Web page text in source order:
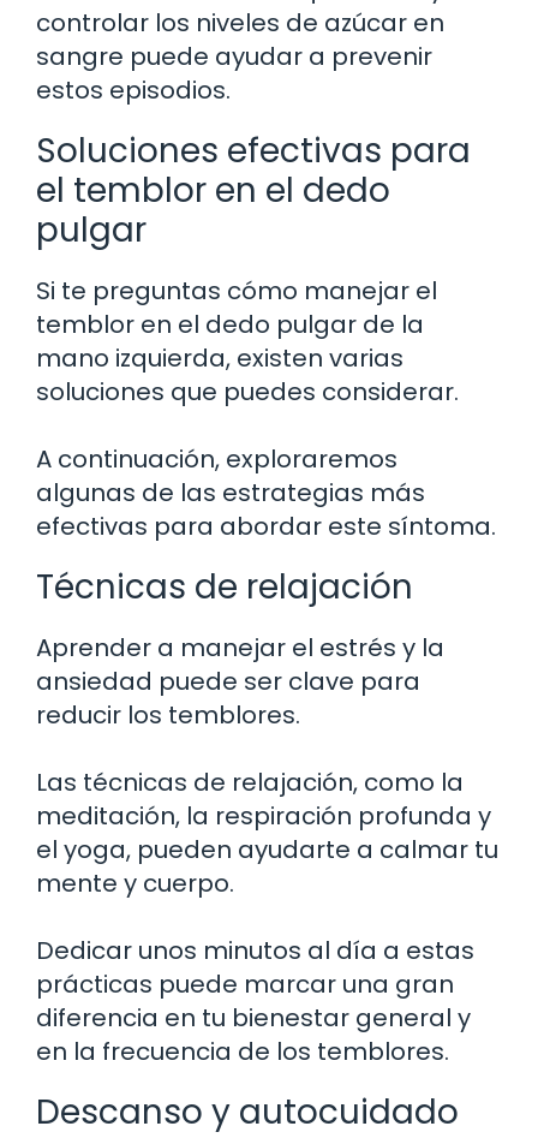
controlar los niveles de azúcar en
sangre puede ayudar a prevenir
estos episodios.
Soluciones efectivas para
el temblor en el dedo
pulgar
Si te preguntas cómo manejar el
temblor en el dedo pulgar de la
mano izquierda, existen varias
soluciones que puedes considerar.
A continuación, exploraremos
algunas de las estrategias más
efectivas para abordar este síntoma.
Técnicas de relajación
Aprender a manejar el estrés y la
ansiedad puede ser clave para
reducir los temblores.
Las técnicas de relajación, como la
meditación, la respiración profunda y
el yoga, pueden ayudarte a calmar tu
mente y cuerpo.
Dedicar unos minutos al día a estas
prácticas puede marcar una gran
diferencia en tu bienestar general y
en la frecuencia de los temblores.
Descanso y autocuidado